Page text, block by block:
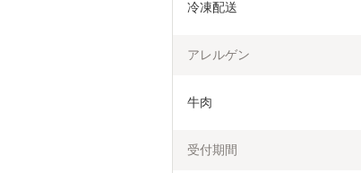
冷凍配送
アレルゲン
牛肉
受付期間